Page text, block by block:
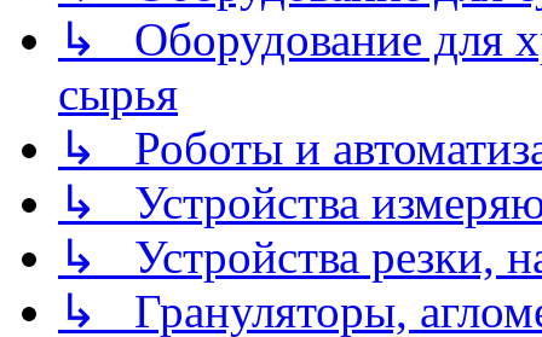
↳ Оборудование для
сырья
↳ Роботы и
↳ Устройства
↳ Устройства резки,
↳ Грануляторы,